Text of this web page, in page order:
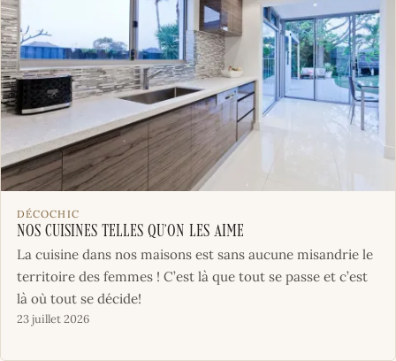
DÉCOCHIC
Nos cuisines telles qu’on les aime
La cuisine dans nos maisons est sans aucune misandrie le
territoire des femmes ! C’est là que tout se passe et c’est
là où tout se décide!
23 juillet 2026